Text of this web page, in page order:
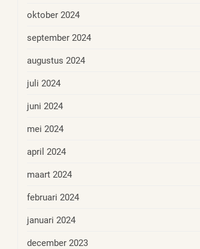
oktober 2024
september 2024
augustus 2024
juli 2024
juni 2024
mei 2024
april 2024
maart 2024
februari 2024
januari 2024
december 2023